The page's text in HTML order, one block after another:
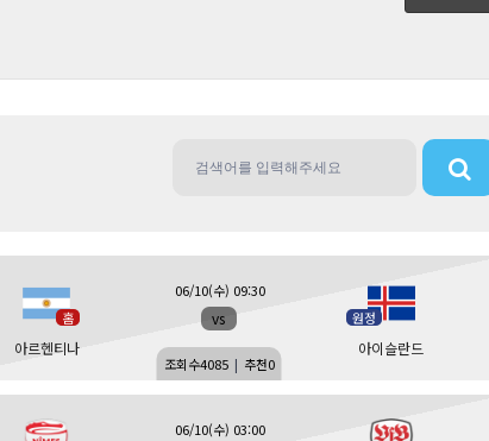
홈
아르헨티나
vs 원정
아이슬란드
06/10(수) 09:30
조회수4085 | 추천0
06/10(수) 03:00